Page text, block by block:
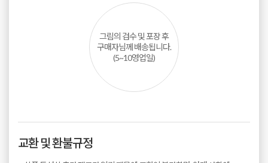
그림의 검수 및 포장 후
구매자님께 배송됩니다.
(5~10영업일)
교환 및 환불규정